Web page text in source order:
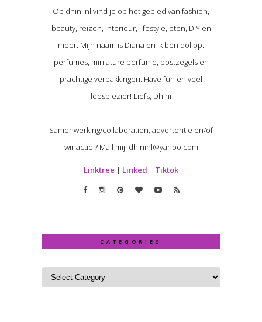
Op dhini.nl vind je op het gebied van fashion,
beauty, reizen, interieur, lifestyle, eten, DIY en
meer. Mijn naam is Diana en ik ben dol op:
perfumes, miniature perfume, postzegels en
prachtige verpakkingen. Have fun en veel
leesplezier! Liefs, Dhini
Samenwerking/collaboration, advertentie en/of
winactie ? Mail mij! dhininl@yahoo.com
Linktree | Linked | Tiktok
CATEGORIES